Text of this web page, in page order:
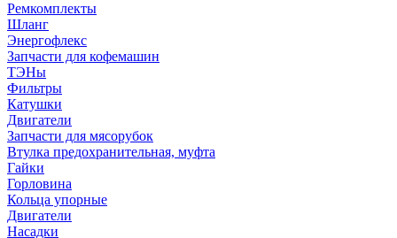
Ремкомплекты
Шланг
Энергофлекс
Запчасти для кофемашин
ТЭНы
Фильтры
Катушки
Двигатели
Запчасти для мясорубок
Втулка предохранительная, муфта
Гайки
Горловина
Кольца упорные
Двигатели
Насадки